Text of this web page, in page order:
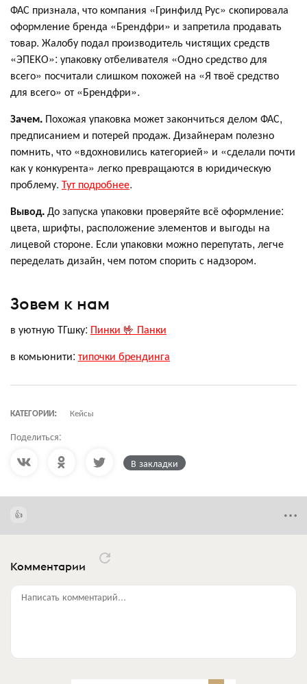
ФАС признала, что компания «Гринфилд Рус» скопировала
оформление бренда «Брендфри» и запретила продавать
товар. Жалобу подал производитель чистящих средств
«ЭПЕКО»: упаковку отбеливателя «Одно средство для
всего» посчитали слишком похожей на «Я твоё средство
для всего» от «Брендфри».
Зачем. Похожая упаковка может закончиться делом ФАС,
предписанием и потерей продаж. Дизайнерам полезно
помнить, что «вдохновились категорией» и «сделали почти
как у конкурента» легко превращаются в юридическую
проблему. Тут подробнее.
Вывод.До запуска упаковки проверяйте всё оформление:
цвета, шрифты, расположение элементов и выгоды на
лицевой стороне. Если упаковки можно перепутать, легче
переделать дизайн, чем потом спорить с надзором.
Зовем к нам
в уютную ТГшку: Пинки 🤟 Панки
в комьюнити: типочки брендинга
КАТЕГОРИИ: Кейсы
Поделиться:
В закладки
Комментарии
Написать комментарий...